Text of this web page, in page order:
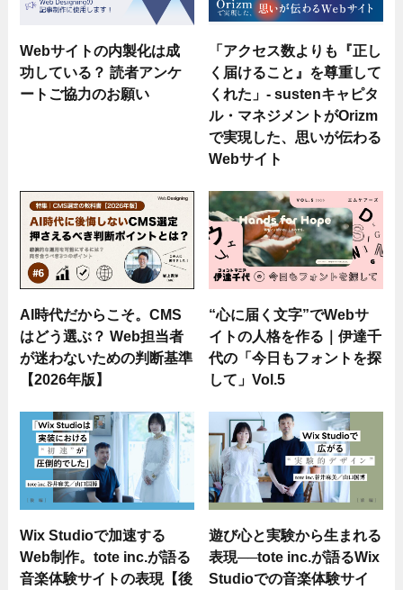
Webサイトの内製化は成
功している？ 読者アンケ
ートご協力のお願い
「アクセス数よりも『正し
く届けること』を尊重して
くれた」- sustenキャピタ
ル・マネジメントがOrizm
で実現した、思いが伝わる
Webサイト
AI時代だからこそ。CMS
はどう選ぶ？ Web担当者
が迷わないための判断基準
【2026年版】
“心に届く文字”でWebサ
イトの人格を作る｜伊達千
代の「今日もフォントを探
して」Vol.5
Wix Studioで加速する
Web制作。tote inc.が語る
音楽体験サイトの表現【後
遊び心と実験から生まれる
表現──tote inc.が語るWix
Studioでの音楽体験サイ